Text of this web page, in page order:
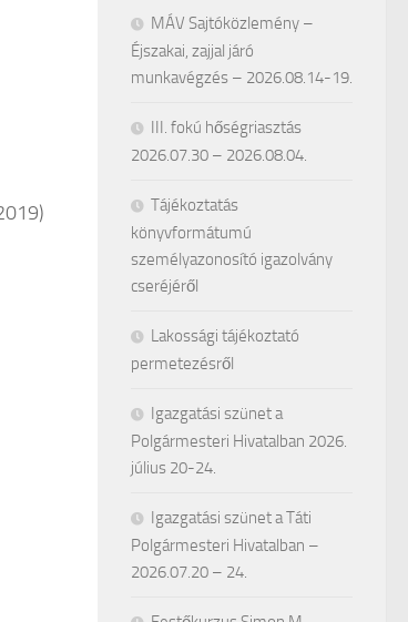
MÁV Sajtóközlemény –
Éjszakai, zajjal járó
munkavégzés – 2026.08.14-19.
III. fokú hőségriasztás
2026.07.30 – 2026.08.04.
Tájékoztatás
könyvformátumú
személyazonosító igazolvány
cseréjéről
Lakossági tájékoztató
permetezésről
Igazgatási szünet a
Polgármesteri Hivatalban 2026.
július 20-24.
Igazgatási szünet a Táti
Polgármesteri Hivatalban –
2026.07.20 – 24.